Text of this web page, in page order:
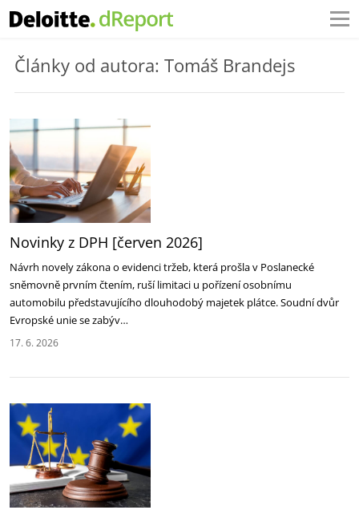
Články od autora: Tomáš Brandejs
Novinky z DPH [červen 2026]
Návrh novely zákona o evidenci tržeb, která prošla v Poslanecké
sněmovně prvním čtením, ruší limitaci u pořízení osobnímu
automobilu představujícího dlouhodobý majetek plátce. Soudní dvůr
Evropské unie se zabýv…
17. 6. 2026